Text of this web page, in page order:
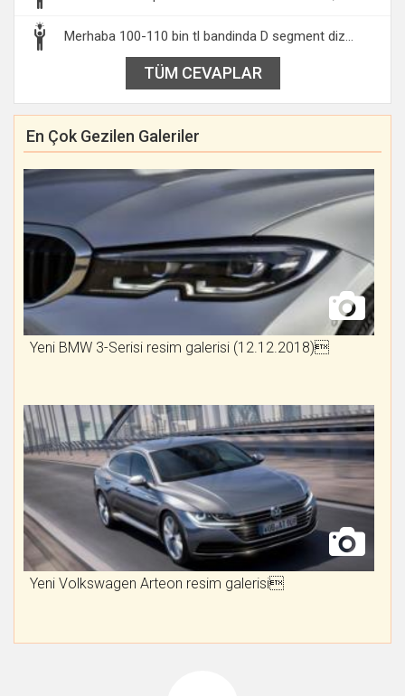
Merhaba 100-110 bin tl bandinda D segment diz...
TÜM CEVAPLAR
En Çok Gezilen Galeriler
Yeni BMW 3-Serisi resim galerisi (12.12.2018)
Yeni Volkswagen Arteon resim galerisi